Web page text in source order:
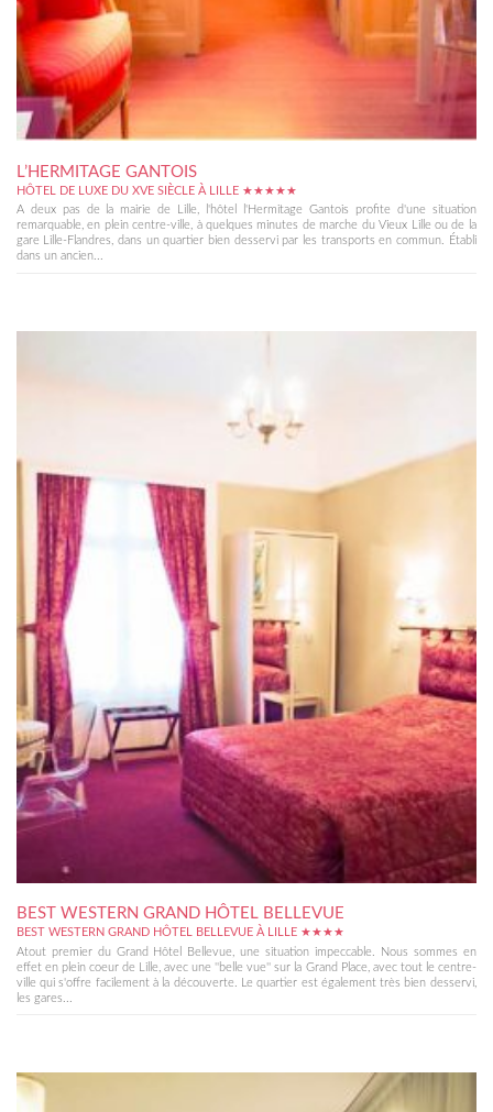
L’HERMITAGE GANTOIS
HÔTEL DE LUXE DU XVE SIÈCLE À LILLE ★★★★★
A deux pas de la mairie de Lille, l'hôtel l'Hermitage Gantois profite d'une situation
remarquable, en plein centre-ville, à quelques minutes de marche du Vieux Lille ou de la
gare Lille-Flandres, dans un quartier bien desservi par les transports en commun. Établi
dans un ancien...
BEST WESTERN GRAND HÔTEL BELLEVUE
BEST WESTERN GRAND HÔTEL BELLEVUE À LILLE ★★★★
Atout premier du Grand Hôtel Bellevue, une situation impeccable. Nous sommes en
effet en plein coeur de Lille, avec une ''belle vue'' sur la Grand Place, avec tout le centre-
ville qui s'offre facilement à la découverte. Le quartier est également très bien desservi,
les gares...